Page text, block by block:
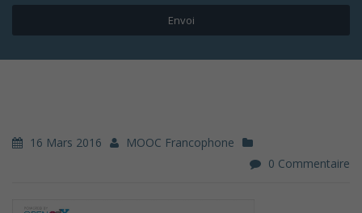
16 Mars 2016
MOOC Francophone
0 Commentaire